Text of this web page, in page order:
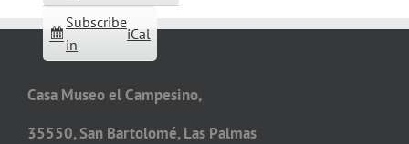
Subscribe
in
iCal
Casa Museo el Campesino,
35550, San Bartolomé, Las Palmas